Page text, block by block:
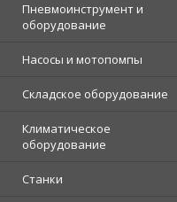
Пневмоинструмент и
оборудование
Насосы и мотопомпы
Складское оборудование
Климатическое
оборудование
Станки